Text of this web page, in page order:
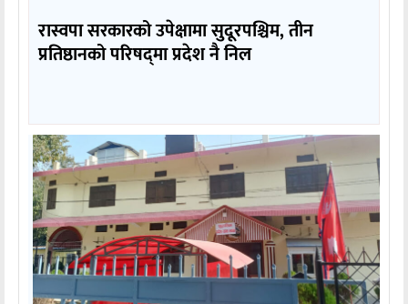
रास्वपा सरकारको उपेक्षामा सुदूरपश्चिम, तीन
प्रतिष्ठानको परिषद्‌मा प्रदेश नै निल